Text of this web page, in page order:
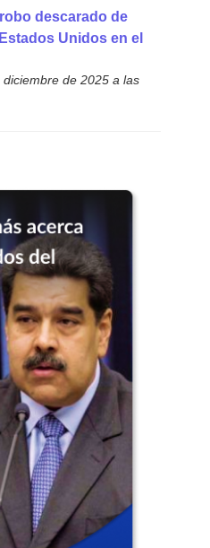
descarado de
Unidos en el
diciembre de 2025 a las